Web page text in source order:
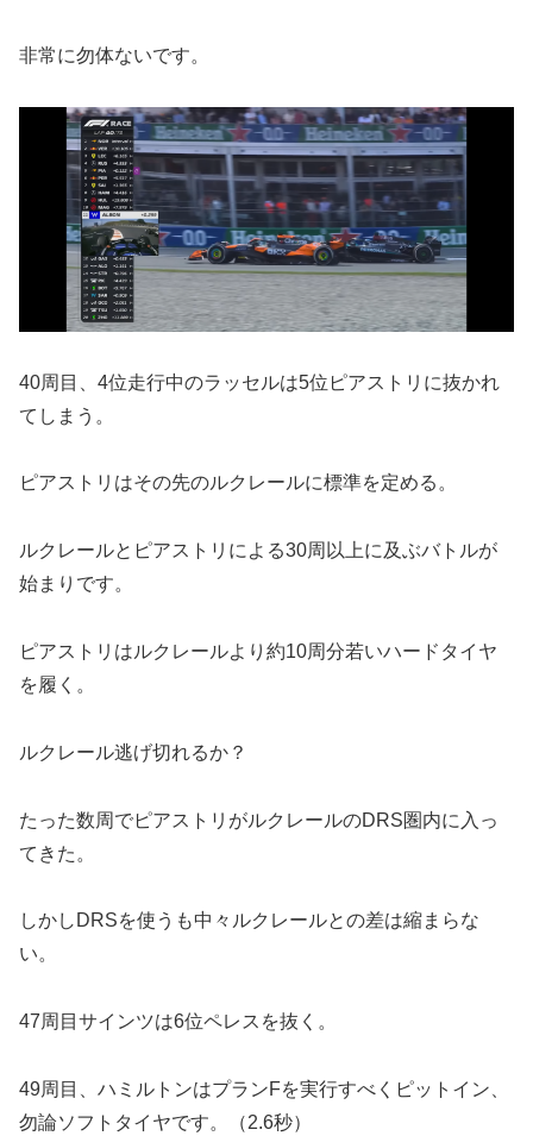
非常に勿体ないです。
40周目、4位走行中のラッセルは5位ピアストリに抜かれ
てしまう。
ピアストリはその先のルクレールに標準を定める。
ルクレールとピアストリによる30周以上に及ぶバトルが
始まりです。
ピアストリはルクレールより約10周分若いハードタイヤ
を履く。
ルクレール逃げ切れるか？
たった数周でピアストリがルクレールのDRS圏内に入っ
てきた。
しかしDRSを使うも中々ルクレールとの差は縮まらな
い。
47周目サインツは6位ペレスを抜く。
49周目、ハミルトンはプランFを実行すべくピットイン、
勿論ソフトタイヤです。（2.6秒）